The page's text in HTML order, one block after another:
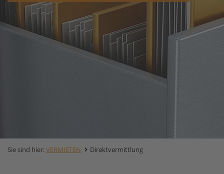
Sie sind hier:VERMIETEN Direktvermittlung